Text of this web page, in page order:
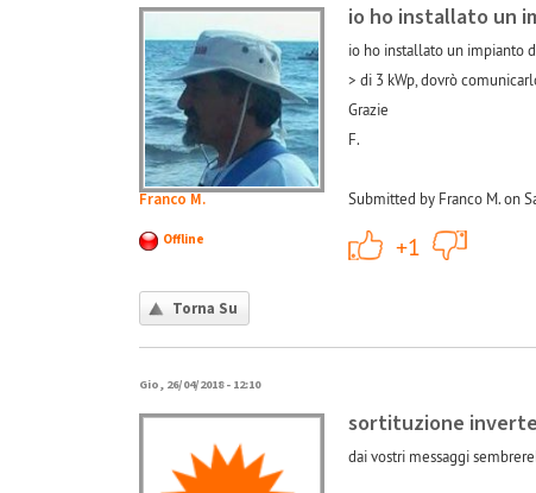
Franco M.
Offline
io ho installato un
io ho installato un impianto
> di 3 kWp, dovrò
Grazie
F.
Submitted by Franco M. on
+1
+1
Torna Su
Gio, 26/04/2018 - 12:10
sortituzione
dai vostri messaggi